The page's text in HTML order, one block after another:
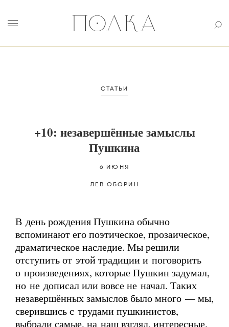
СТАТЬИ
+10: незавершённые замыслы
Пушкина
6 ИЮНЯ
ЛЕВ ОБОРИН
В день рождения Пушкина обычно
вспоминают его поэтическое, прозаическое,
драматическое наследие. Мы решили
отступить от этой традиции и поговорить
о произведениях, которые Пушкин задумал,
но не дописал или вовсе не начал. Таких
незавершённых замыслов было много — мы,
сверившись с трудами пушкинистов,
выбрали самые, на наш взгляд, интересные.